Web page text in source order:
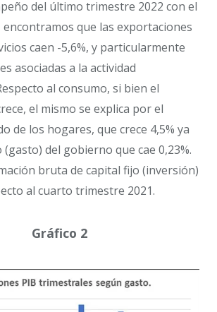
del último trimestre 2022 con el
encontramos que las exportaciones
caen -5,6%, y particularmente
asociadas a la actividad
al consumo, si bien el
el mismo se explica por el
de los hogares, que crece 4,5% ya
del gobierno que cae 0,23%.
bruta de capital fijo (inversión)
al cuarto trimestre 2021.
Gráfico 2